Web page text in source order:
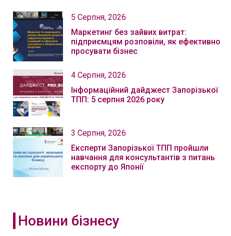
5 Серпня, 2026
Маркетинг без зайвих витрат:
підприємцям розповіли, як ефективно
просувати бізнес
4 Серпня, 2026
Інформаційний дайджест Запорізької
ТПП: 5 серпня 2026 року
3 Серпня, 2026
Експерти Запорізької ТПП пройшли
навчання для консультантів з питань
експорту до Японії
Новини бізнесу